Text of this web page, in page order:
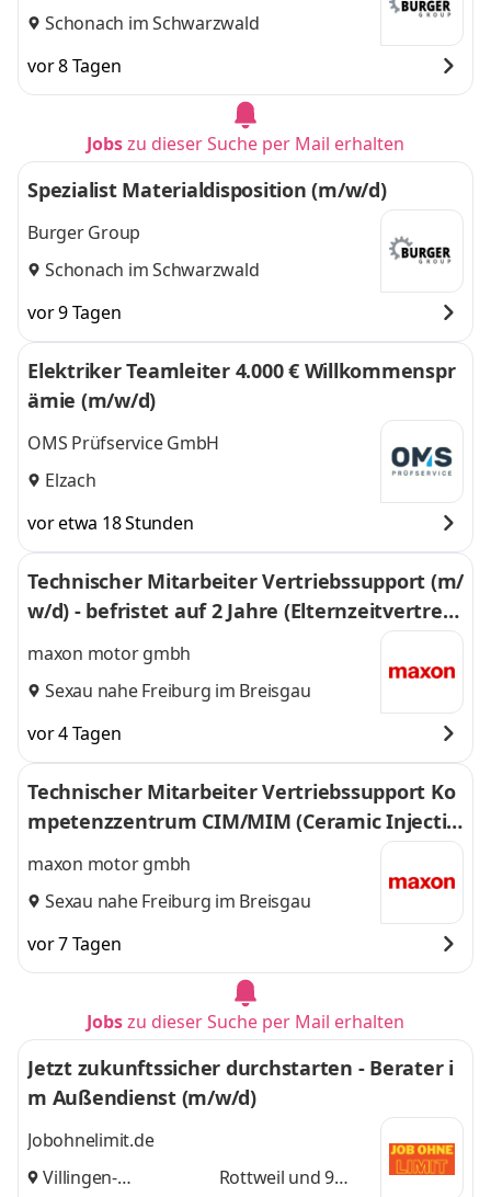
Schonach im Schwarzwald
vor 8 Tagen
Jobszu dieser Suche per Mail erhalten
Spezialist Materialdisposition (m/w/d)
Burger Group
Schonach im Schwarzwald
vor 9 Tagen
Elektriker Teamleiter 4.000 € Willkommenspr
ämie (m/w/d)
OMS Prüfservice GmbH
Elzach
vor etwa 18 Stunden
Technischer Mitarbeiter Vertriebssupport (m/
w/d) - befristet auf 2 Jahre (Elternzeitvertretu
maxon motor gmbh
Sexau nahe Freiburg im Breisgau
vor 4 Tagen
Technischer Mitarbeiter Vertriebssupport Ko
mpetenzzentrum CIM/MIM (Ceramic Injectio
n Molding / Metal Injection Molding) (m/w/d)
maxon motor gmbh
Sexau nahe Freiburg im Breisgau
vor 7 Tagen
Jobszu dieser Suche per Mail erhalten
Jetzt zukunftssicher durchstarten - Berater i
m Außendienst (m/w/d)
Jobohnelimit.de
Villingen-
Rottweil und 9